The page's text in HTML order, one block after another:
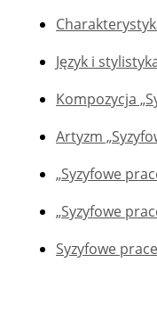
Język i
Kompozycja
Artyzm
„Syzyfowe
„Syzyfowe
Syzyfowe